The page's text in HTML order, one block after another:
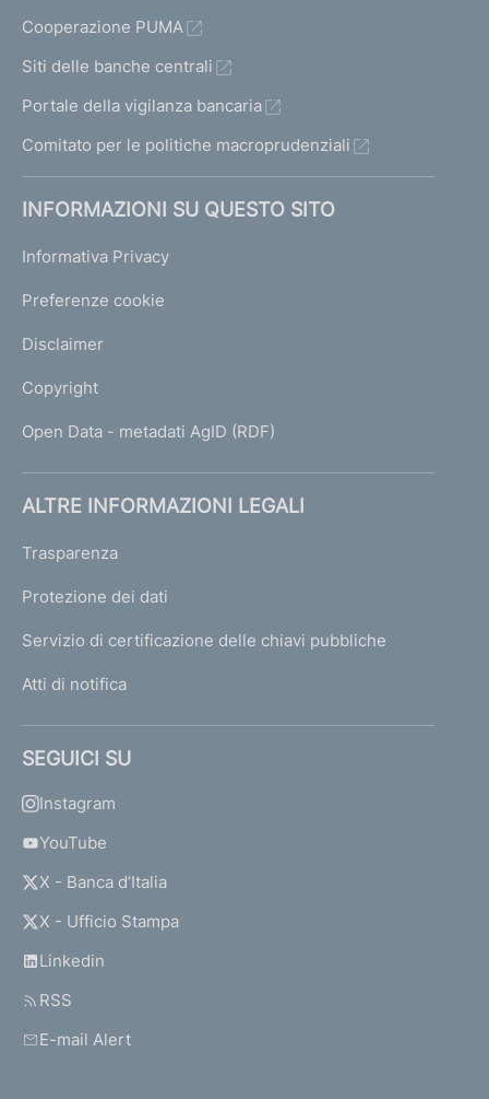
Cooperazione PUMA
Siti delle banche centrali
Portale della vigilanza bancaria
Comitato per le politiche macroprudenziali
INFORMAZIONI SU QUESTO SITO
Informativa Privacy
Preferenze cookie
Disclaimer
Copyright
Open Data - metadati AgID (RDF)
ALTRE INFORMAZIONI LEGALI
Trasparenza
Protezione dei dati
Servizio di certificazione delle chiavi pubbliche
Atti di notifica
SEGUICI SU
Instagram
YouTube
X - Banca d’Italia
X - Ufficio Stampa
Linkedin
RSS
E-mail Alert